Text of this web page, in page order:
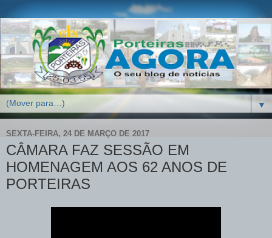
▼
SEXTA-FEIRA, 24 DE MARÇO DE 2017
CÂMARA FAZ SESSÃO EM
HOMENAGEM AOS 62 ANOS DE
PORTEIRAS